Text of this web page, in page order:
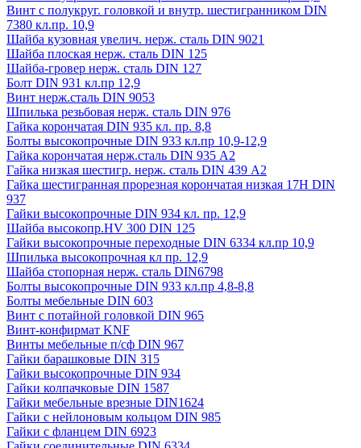
Винт с полукруг. головкой и внутр. шестигранником DIN
7380 кл.пр. 10,9
Шайба кузовная увелич. нерж. сталь DIN 9021
Шайба плоская нерж. сталь DIN 125
Шайба-гровер нерж. сталь DIN 127
Болт DIN 931 кл.пр 12,9
Винт нерж.сталь DIN 9053
Шпилька резьбовая нерж. сталь DIN 976
Гайка корончатая DIN 935 кл. пр. 8,8
Болты высокопрочные DIN 933 кл.пр 10,9-12,9
Гайка корончатая нерж.сталь DIN 935 А2
Гайка низкая шестигр. нерж. сталь DIN 439 А2
Гайка шестигранная прорезная корончатая низкая 17H DIN
937
Гайки высокопрочные DIN 934 кл. пр. 12,9
Шайба высокопр.HV 300 DIN 125
Гайки высокопрочные переходные DIN 6334 кл.пр 10,9
Шпилька высокопрочная кл пр. 12,9
Шайба стопорная нерж. сталь DIN6798
Болты высокопрочные DIN 933 кл.пр 4,8-8,8
Болты мебельные DIN 603
Винт с потайной головкой DIN 965
Винт-конфирмат KNF
Винты мебельные п/сф DIN 967
Гайки барашковые DIN 315
Гайки высокопрочные DIN 934
Гайки колпачковые DIN 1587
Гайки мебельные врезные DIN1624
Гайки с нейлоновым кольцом DIN 985
Гайки с фланцем DIN 6923